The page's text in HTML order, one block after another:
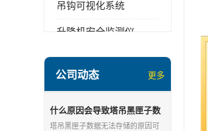
吊钩可视化系统
升降机安全监测仪
公司动态 更多
什么原因会导致塔吊黑匣子数
据存储不了
塔吊黑匣子数据无法存储的原因可